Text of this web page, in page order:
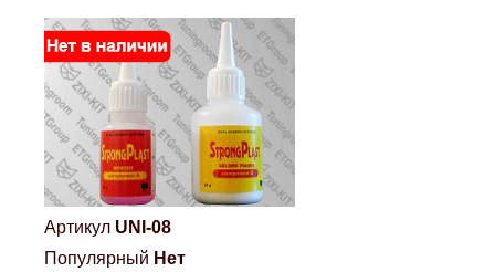
Артикул UNI-08
Популярный Нет